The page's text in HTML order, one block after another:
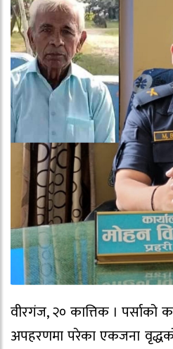
वीरगंज, २० कात्तिक । पर्साको
अपहरणमा परेका एकजना